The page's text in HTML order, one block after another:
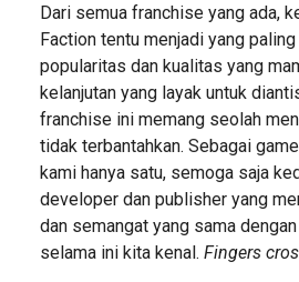
Dari semua franchise yang ada,
Faction tentu menjadi yang
popularitas dan kualitas yang
kelanjutan yang layak untuk
franchise ini memang seolah
tidak terbantahkan. Sebagai
kami hanya satu, semoga saja
developer dan publisher yang
dan semangat yang sama
selama ini kita kenal. Fingers